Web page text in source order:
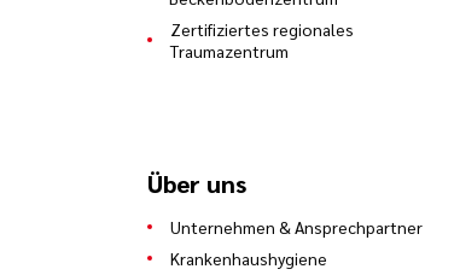
Zertifiziertes regionales
Traumazentrum
Über uns
Unternehmen & Ansprechpartner
Krankenhaushygiene